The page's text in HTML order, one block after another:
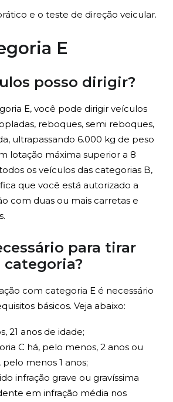
e o teste de direção veicular.
E
posso dirigir?
E, você pode dirigir veículos
reboques, semi reboques,
ultrapassando 6.000 kg de peso
lotação máxima superior a 8
os veículos das categorias B,
que você está autorizado a
com duas ou mais carretas e
para tirar
categoria?
com categoria E é necessário
básicos. Veja abaixo:
21 anos de idade;
C há, pelo menos, 2 anos ou
menos 1 anos;
infração grave ou gravíssima
em infração média nos